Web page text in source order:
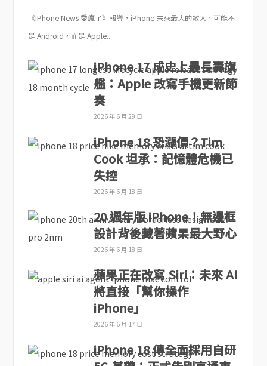
《iPhone News 愛瘋了》報導，iPhone 未來最大的敵人，可能不
是 Android，而是 Apple...
iPhone 17 成史上最長壽旗
艦：Apple 改寫手機更新節
奏
2026 年 6 月 29 日
iPhone 18 恐漲價？Tim
Cook 坦承：記憶體危機已
失控
2026 年 6 月 18 日
20 週年版 iPhone！無邊框
設計背後藏著蘋果最大野心
2026 年 6 月 18 日
蘋果正在改寫 Siri：未來 AI
將直接「幫你操作
iPhone」
2026 年 6 月 17 日
iPhone 18 傳全面採用自研